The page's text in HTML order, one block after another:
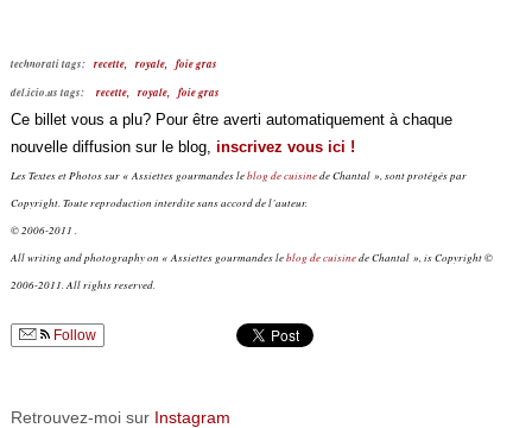
technorati tags: recette, royale, foie gras
del.icio.us tags:
recette, royale, foie gras
Ce billet vous a plu? Pour être averti automatiquement à chaque
nouvelle diffusion sur le blog, inscrivez vous ici !
Les Textes et Photos sur « Assiettes gourmandes leblog de cuisinede Chantal », sont protégés par
Copyright. Toute reproduction interdite sans accord de l’auteur.
© 2006-2011 .
All writing and photography on « Assiettes gourmandes leblog de cuisinede Chantal », is Copyright ©
2006-2011. All rights reserved.
Follow
Retrouvez-moi sur Instagram